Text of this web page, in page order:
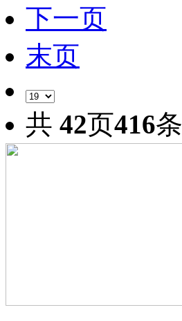
下一页
末页
共 42页416条